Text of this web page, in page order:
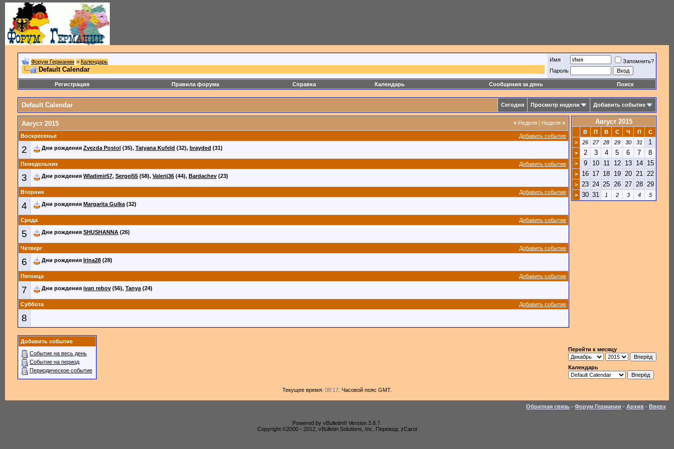
Форум Германии > Календарь
Default Calendar
Имя
Запомнить?
Пароль
Регистрация Правила форума Справка Календарь Сообщения за день Поиск
Default Calendar Сегодня Просмотр недели Добавить событие
« Неделя | Неделя »
Август 2015
Добавить событие
Воскресенье
2 Дни рождения Zvezda Postol (35), Tatyana Kufeld (32), brayded (31)
Добавить событие
Понедельник
3 Дни рождения Wladimir57, Sergej55 (58), Valerij36 (44), Bardachev (23)
Добавить событие
Вторник
4 Дни рождения Margarita Gulka(32)
Добавить событие
Среда
5 Дни рождения SHUSHANNA (26)
Добавить событие
Четверг
6 Дни рождения Irina28 (28)
Добавить событие
Пятница
7 Дни рождения ivan rebov (56), Tanya(24)
Добавить событие
Суббота
8
Август 2015
В П В С Ч П
С
>
26 27 28 29 30 31 1
> 2 3 4 5 6 7 8
> 9 10 11 12 13 14 15
> 16 17 18 19 20 21 22
> 23 24 25 26 27 28 29
> 30 31 1 2 3 4 5
Добавить событие
Событие на весь день
Событие на период
Периодическое событие
Перейти к месяцу
Календарь
Текущее время: 09:17 . Часовой пояс GMT.
Обратная связь - Форум Германии - Архив - Вверх
Powered by vBulletin® Version 3.8.7.
Copyright ©2000 - 2012, vBulletin Solutions, Inc. Перевод: zCarot